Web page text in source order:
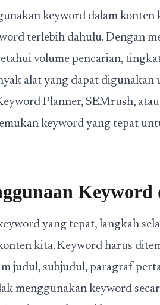
keyword dalam
terlebih dahulu. Dengan
volume pencarian,
alat yang dapat
Planner, SEMrush,
keyword yang tepat
yang tepat, langkah
kita. Keyword harus
judul, subjudul, paragraf
menggunakan keyword